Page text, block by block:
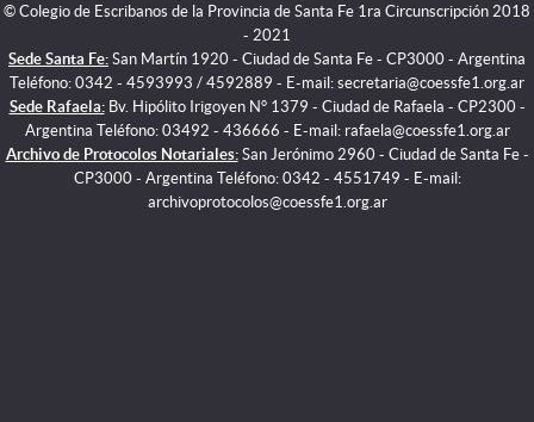
© Colegio de Escribanos de la Provincia de Santa Fe 1ra Circunscripción 2018
- 2021
Sede Santa Fe: San Martín 1920 - Ciudad de Santa Fe - CP3000 - Argentina
Teléfono: 0342 - 4593993 / 4592889 - E-mail: secretaria@coessfe1.org.ar
Sede Rafaela:Bv. Hipólito Irigoyen N° 1379 - Ciudad de Rafaela - CP2300 -
Argentina Teléfono: 03492 - 436666 - E-mail: rafaela@coessfe1.org.ar
Archivo de Protocolos Notariales:San Jerónimo 2960 - Ciudad de Santa Fe -
CP3000 - Argentina Teléfono: 0342 - 4551749 - E-mail:
archivoprotocolos@coessfe1.org.ar